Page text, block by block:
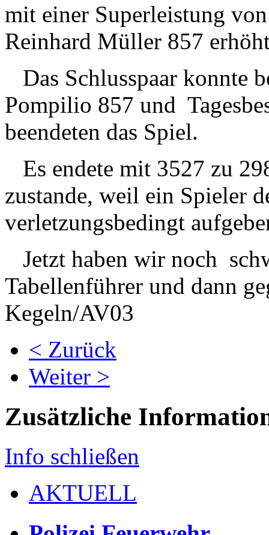
mit einer Superleistung
Reinhard Müller 857
Das Schlusspaar konnte
Pompilio 857 und
beendeten das Spiel.
Es endete mit 3527 zu
zustande, weil ein Spieler
verletzungsbedingt
Jetzt haben wir noch
Tabellenführer und dann
Kegeln/AV03
< Zurück
Weiter >
Zusätzliche
Info schließen
AKTUELL